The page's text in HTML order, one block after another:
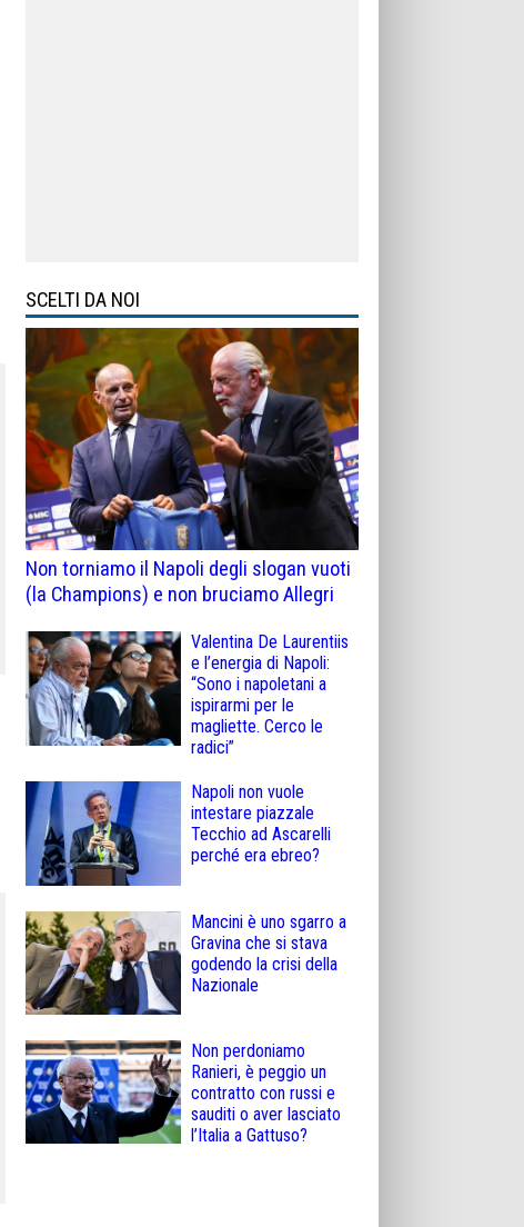
SCELTI DA NOI
Non torniamo il Napoli degli slogan vuoti
(la Champions) e non bruciamo Allegri
Valentina De Laurentiis
e l’energia di Napoli:
“Sono i napoletani a
ispirarmi per le
magliette. Cerco le
radici”
Napoli non vuole
intestare piazzale
Tecchio ad Ascarelli
perché era ebreo?
Mancini è uno sgarro a
Gravina che si stava
godendo la crisi della
Nazionale
Non perdoniamo
Ranieri, è peggio un
contratto con russi e
sauditi o aver lasciato
l’Italia a Gattuso?